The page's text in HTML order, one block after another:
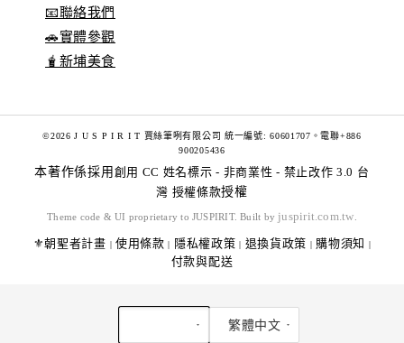
📧聯絡我們
🚗實體參觀
🧋新埔美食
©2026 J U S P I R I T 賈絲筆咧有限公司 統一編號: 60601707。電聯+886
900205436
本著作係採用 創用 CC 姓名標示 - 非商業性 - 禁止改作 3.0 台
灣 授權條款授權
Theme code & UI proprietary to JUSPIRIT. Built by juspirit.com.tw
⚜️朝聖者計畫 | 使用條款 | 隱私權政策 | 退換貨政策 | 購物須知 |
付款與配送